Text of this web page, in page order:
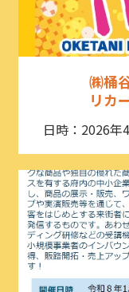
㈱桶
リカ
日時：2026年